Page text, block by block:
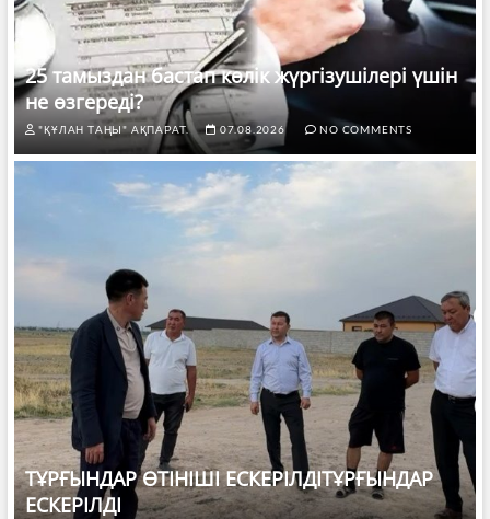
25 тамыздан бастап көлік жүргізушілері үшін
не өзгереді?
"ҚҰЛАН ТАҢЫ" АҚПАРАТ. 07.08.2026 NO COMMENTS
ТҰРҒЫНДАР ӨТІНІШІ ЕСКЕРІЛДІТҰРҒЫНДАР
ЕСКЕРІЛДІ